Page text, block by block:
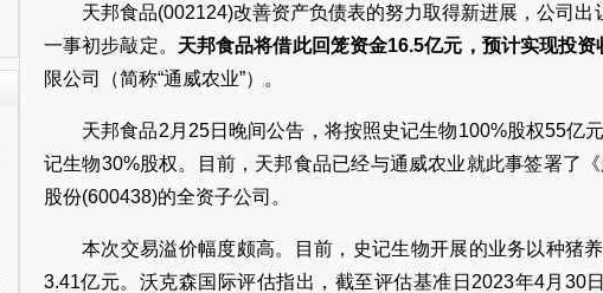
天邦食品(002124)改善资产负债表的努力取得新进展，公司
一事初步敲定。 天邦食品将借此回笼资金16.5亿元，预计实现投资
限公司（简称“通威农业”）。
天邦食品2月25日晚间公告，将按照史记生物100%股权55亿
记生物30%股权。目前，天邦食品已经与通威农业就此事签署了
股份(600438)的全资子公司。
本次交易溢价幅度颇高。目前，史记生物开展的业务以种猪
3.41亿元。沃克森国际评估指出，截至评估基准日2023年4月30日